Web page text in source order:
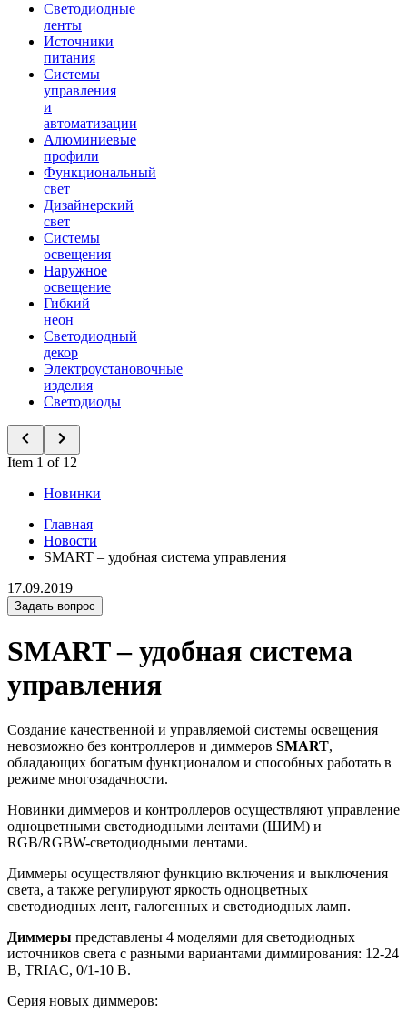
Светодиодные
ленты
Источники
питания
Системы
управления
и
автоматизации
Алюминиевые
профили
Функциональный
свет
Дизайнерский
свет
Системы
освещения
Наружное
освещение
Гибкий
неон
Светодиодный
декор
Электроустановочные
изделия
Светодиоды
Item 1 of 12
Новинки
Главная
Новости
SMART – удобная система управления
17.09.2019
Задать вопрос
SMART – удобная система
управления
Создание качественной и управляемой системы освещения
невозможно без контроллеров и диммеров SMART,
обладающих богатым функционалом и способных работать в
режиме многозадачности.
Новинки диммеров и контроллеров осуществляют управление
одноцветными светодиодными лентами (ШИМ) и
RGB/RGBW-светодиодными лентами.
Диммеры осуществляют функцию включения и выключения
света, а также регулируют яркость одноцветных
светодиодных лент, галогенных и светодиодных ламп.
Диммеры представлены 4 моделями для светодиодных
источников света с разными вариантами диммирования: 12-24
В, TRIAC, 0/1-10 В.
Серия новых диммеров: